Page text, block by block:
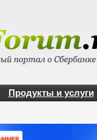
Продукты и услуги